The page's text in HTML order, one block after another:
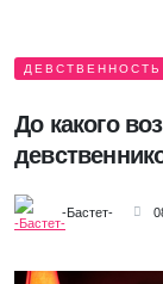
ДЕВСТВЕННОСТЬ
До какого
-Бастет-